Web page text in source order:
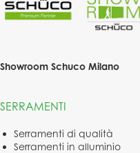
Showroom Schuco Milano
SERRAMENTI
Serramenti di qualità
Serramenti in alluminio